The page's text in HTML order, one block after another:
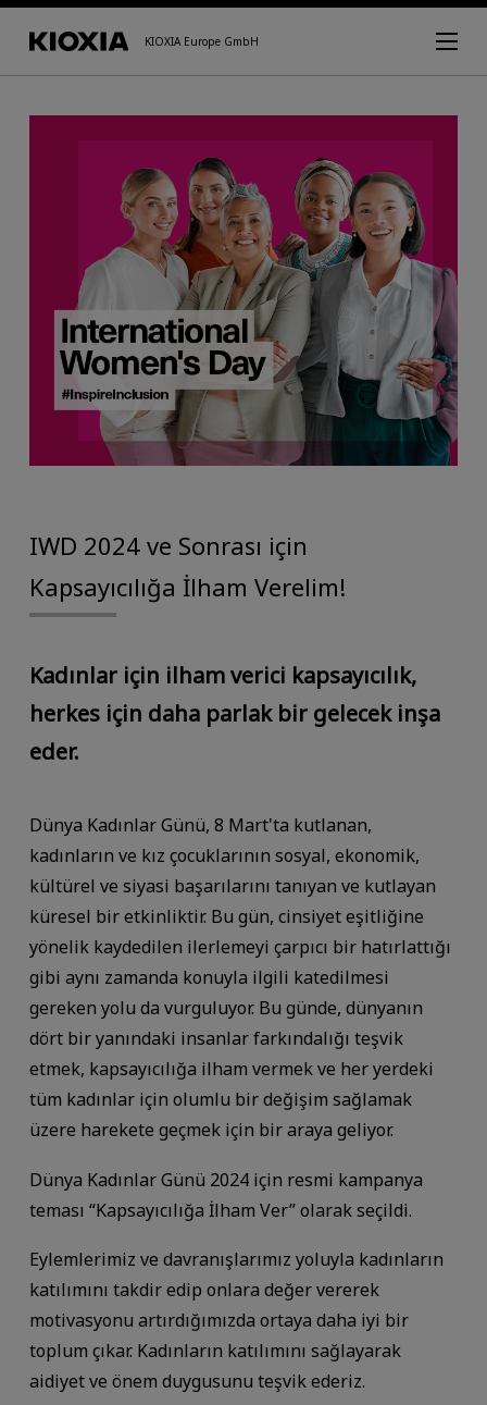
KIOXIA Europe GmbH
IWD 2024 ve Sonrası için
Kapsayıcılığa İlham Verelim!
Kadınlar için ilham verici kapsayıcılık,
herkes için daha parlak bir gelecek inşa
eder.
Dünya Kadınlar Günü, 8 Mart'ta kutlanan,
kadınların ve kız çocuklarının sosyal, ekonomik,
kültürel ve siyasi başarılarını tanıyan ve kutlayan
küresel bir etkinliktir. Bu gün, cinsiyet eşitliğine
yönelik kaydedilen ilerlemeyi çarpıcı bir hatırlattığı
gibi aynı zamanda konuyla ilgili katedilmesi
gereken yolu da vurguluyor. Bu günde, dünyanın
dört bir yanındaki insanlar farkındalığı teşvik
etmek, kapsayıcılığa ilham vermek ve her yerdeki
tüm kadınlar için olumlu bir değişim sağlamak
üzere harekete geçmek için bir araya geliyor.
Dünya Kadınlar Günü 2024 için resmi kampanya
teması “Kapsayıcılığa İlham Ver” olarak seçildi.
Eylemlerimiz ve davranışlarımız yoluyla kadınların
katılımını takdir edip onlara değer vererek
motivasyonu artırdığımızda ortaya daha iyi bir
toplum çıkar. Kadınların katılımını sağlayarak
aidiyet ve önem duygusunu teşvik ederiz.